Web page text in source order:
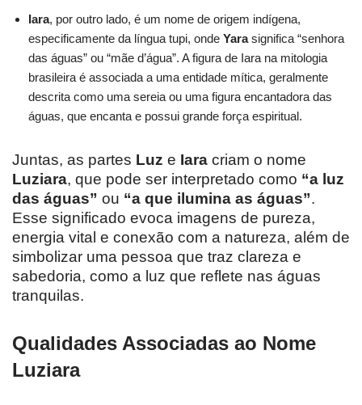
Iara, por outro lado, é um nome de origem indígena,
especificamente da língua tupi, onde Yarasignifica “senhora
das águas” ou “mãe d’água”. A figura de Iara na mitologia
brasileira é associada a uma entidade mítica, geralmente
descrita como uma sereia ou uma figura encantadora das
águas, que encanta e possui grande força espiritual.
Juntas, as partes Luz e Iara criam o nome
Luziara, que pode ser interpretado como “a luz
das águas” ou “a que ilumina as águas”.
Esse significado evoca imagens de pureza,
energia vital e conexão com a natureza, além de
simbolizar uma pessoa que traz clareza e
sabedoria, como a luz que reflete nas águas
tranquilas.
Qualidades Associadas ao Nome
Luziara